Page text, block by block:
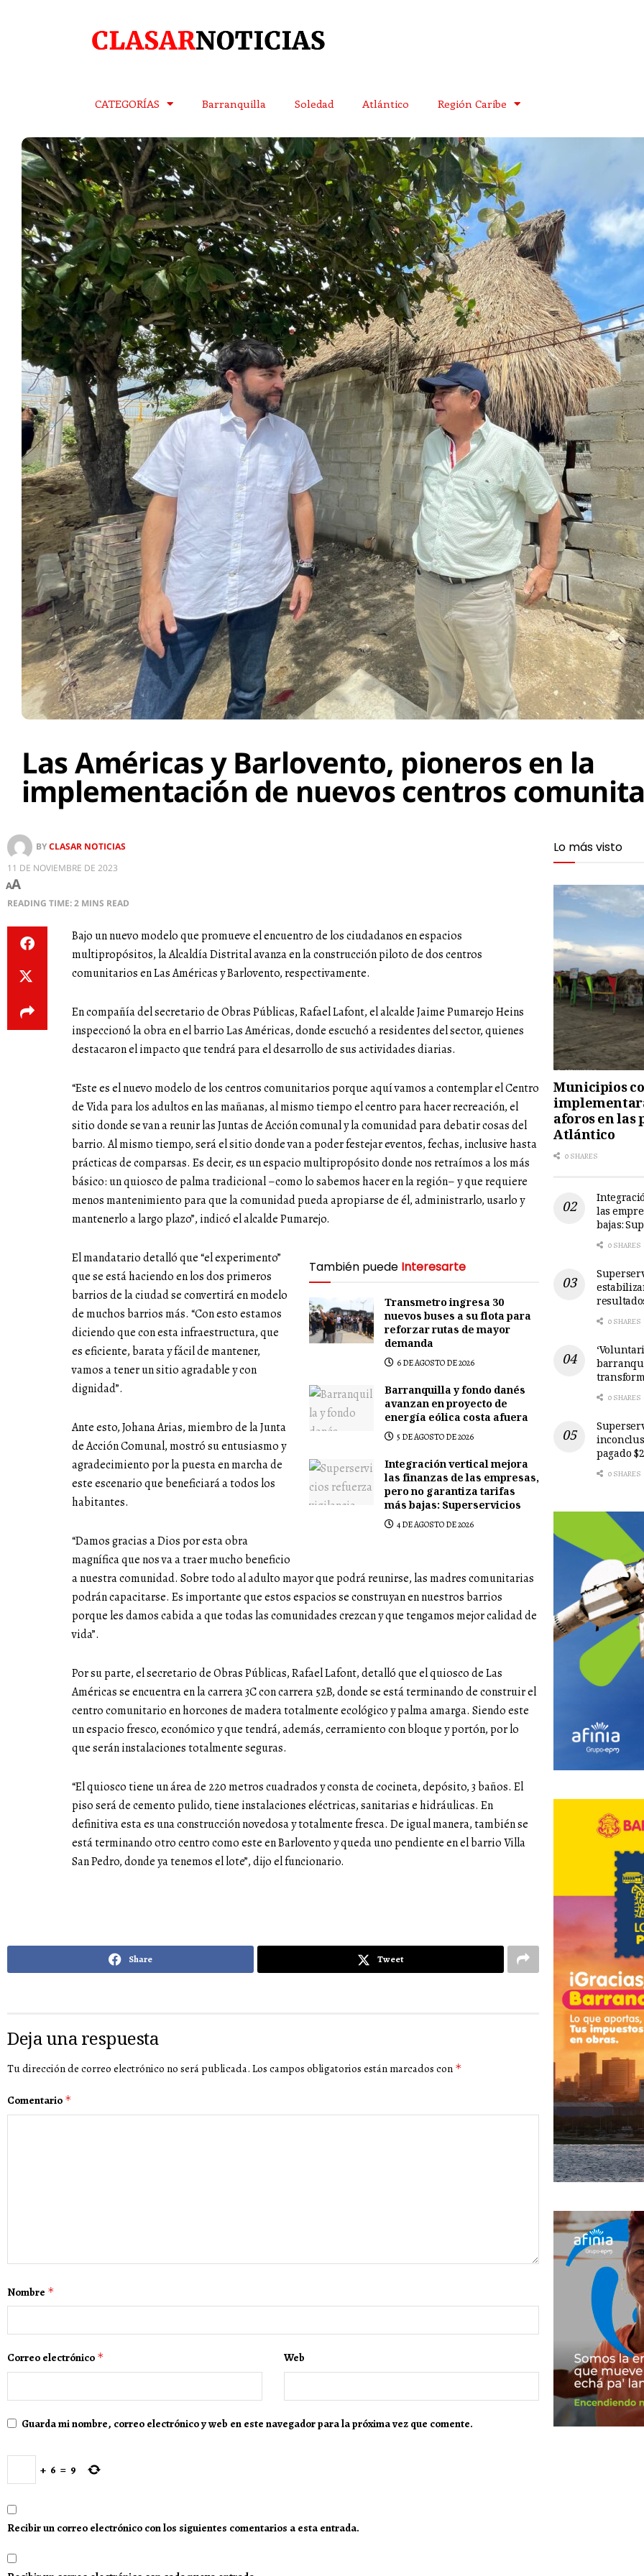
CATEGORÍAS Barranquilla Soledad Atlántico Región Caribe
Las Américas y Barlovento, pioneros en la
implementación de nuevos centros
BYCLASAR NOTICIAS
11 DE NOVIEMBRE DE 2023
AA
READING TIME: 2 MINS READ
Bajo un nuevo modelo que promueve el encuentro de los ciudadanos en espacios
multipropósitos, la Alcaldía Distrital avanza en la construcción piloto de dos centros
comunitarios en Las Américas y Barlovento, respectivamente.
En compañía del secretario de Obras Públicas, Rafael Lafont, el alcalde Jaime Pumarejo Heins
inspeccionó la obra en el barrio Las Américas, donde escuchó a residentes del sector, quienes
destacaron el impacto que tendrá para el desarrollo de sus actividades diarias.
“Este es el nuevo modelo de los centros comunitarios porque aquí vamos a contemplar el Centro
de Vida para los adultos en las mañanas, al mismo tiempo el centro para hacer recreación, el
sitio donde se van a reunir las Juntas de Acción comunal y la comunidad para debatir cosas del
barrio. Al mismo tiempo, será el sitio donde van a poder festejar eventos, fechas, inclusive hasta
prácticas de comparsas. Es decir, es un espacio multipropósito donde nos retraímos a los más
básico: un quiosco de palma tradicional –como lo sabemos hacer en la región– y que requiere
menos mantenimiento para que la comunidad pueda apropiarse de él, administrarlo, usarlo y
mantenerlo a largo plazo”, indicó el alcalde Pumarejo.
También puede Interesarte
Transmetro ingresa 30
nuevos buses a su flota para
reforzar rutas de mayor
demanda
6 DE AGOSTO DE 2026
Barranquilla y fondo danés
avanzan en proyecto de
energía eólica costa afuera
5 DE AGOSTO DE 2026
Integración vertical mejora
las finanzas de las empresas,
pero no garantiza tarifas
más bajas: Superservicios
4 DE AGOSTO DE 2026
El mandatario detalló que “el experimento”
que se está haciendo en los dos primeros
barrios de la ciudad se convertirá en modelo
de muchos barrios más. “Con esto estamos
diciendo que con esta infraestructura, que
es eficiente, barata y fácil de mantener,
vamos a tener un sitio agradable y con
dignidad”.
Ante esto, Johana Arias, miembro de la Junta
de Acción Comunal, mostró su entusiasmo y
agradecimiento por la puesta en marcha de
este escenario que beneficiará a todos los
habitantes.
“Damos gracias a Dios por esta obra
magnífica que nos va a traer mucho beneficio
a nuestra comunidad. Sobre todo al adulto mayor que podrá reunirse, las madres comunitarias
podrán capacitarse. Es importante que estos espacios se construyan en nuestros barrios
porque les damos cabida a que todas las comunidades crezcan y que tengamos mejor calidad de
vida”.
Por su parte, el secretario de Obras Públicas, Rafael Lafont, detalló que el quiosco de Las
Américas se encuentra en la carrera 3C con carrera 52B, donde se está terminando de construir el
centro comunitario en horcones de madera totalmente ecológico y palma amarga. Siendo este
un espacio fresco, económico y que tendrá, además, cerramiento con bloque y portón, por lo
que serán instalaciones totalmente seguras.
“El quiosco tiene un área de 220 metros cuadrados y consta de cocineta, depósito, 3 baños. El
piso será de cemento pulido, tiene instalaciones eléctricas, sanitarias e hidráulicas. En
definitiva esta es una construcción novedosa y totalmente fresca. De igual manera, también se
está terminando otro centro como este en Barlovento y queda uno pendiente en el barrio Villa
San Pedro, donde ya tenemos el lote”, dijo el funcionario.
Share Tweet
Deja una respuesta
Tu dirección de correo electrónico no será publicada. Los campos obligatorios están marcados con *
Comentario *
Nombre *
Correo electrónico * Web
Guarda mi nombre, correo electrónico y web en este navegador para la próxima vez que comente.
+ 6 = 9
Recibir un correo electrónico con los siguientes comentarios a esta entrada.
Lo más visto
Municipios
aforos en las
Atlántico
0 SHARES
las
bajas:
0 SHARES
0 SHARES
0 SHARES
pagado
0 SHARES